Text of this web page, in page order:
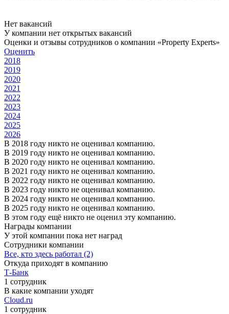
Нет вакансий
У компании нет открытых вакансий
Оценки и отзывы сотрудников о компании «Property Experts»
Оценить
2018
2019
2020
2021
2022
2023
2024
2025
2026
В 2018 году никто не оценивал компанию.
В 2019 году никто не оценивал компанию.
В 2020 году никто не оценивал компанию.
В 2021 году никто не оценивал компанию.
В 2022 году никто не оценивал компанию.
В 2023 году никто не оценивал компанию.
В 2024 году никто не оценивал компанию.
В 2025 году никто не оценивал компанию.
В этом году ещё никто не оценил эту компанию.
Награды компании
У этой компании пока нет наград
Сотрудники компании
Все, кто здесь работал (2)
Откуда приходят в компанию
Т-Банк
1 сотрудник
В какие компании уходят
Cloud.ru
1 сотрудник